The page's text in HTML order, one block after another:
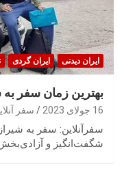
ایران‌ دیدنی ایران گردی
بهترین زمان سفر به
16 جولای 2023 سفر
سفرآنلاین: سفر به
شگفت‌انگیز و